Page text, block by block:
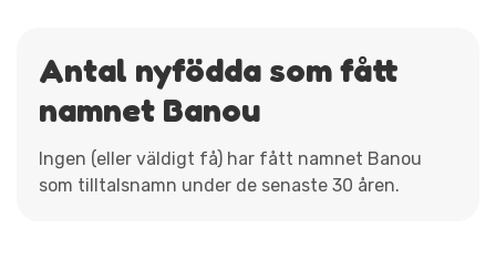
Antal nyfödda som fått
namnet Banou
Ingen (eller väldigt få) har fått namnet Banou
som tilltalsnamn under de senaste 30 åren.